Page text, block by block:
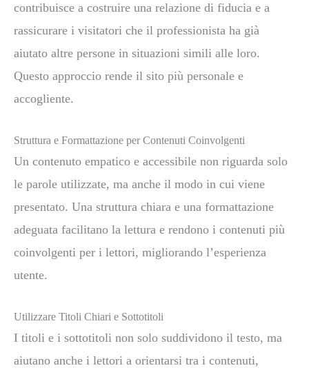
contribuisce a costruire una relazione di fiducia e a
rassicurare i visitatori che il professionista ha già
aiutato altre persone in situazioni simili alle loro.
Questo approccio rende il sito più personale e
accogliente.
Struttura e Formattazione per Contenuti Coinvolgenti
Un contenuto empatico e accessibile non riguarda solo
le parole utilizzate, ma anche il modo in cui viene
presentato. Una struttura chiara e una formattazione
adeguata facilitano la lettura e rendono i contenuti più
coinvolgenti per i lettori, migliorando l’esperienza
utente.
Utilizzare Titoli Chiari e Sottotitoli
I titoli e i sottotitoli non solo suddividono il testo, ma
aiutano anche i lettori a orientarsi tra i contenuti,